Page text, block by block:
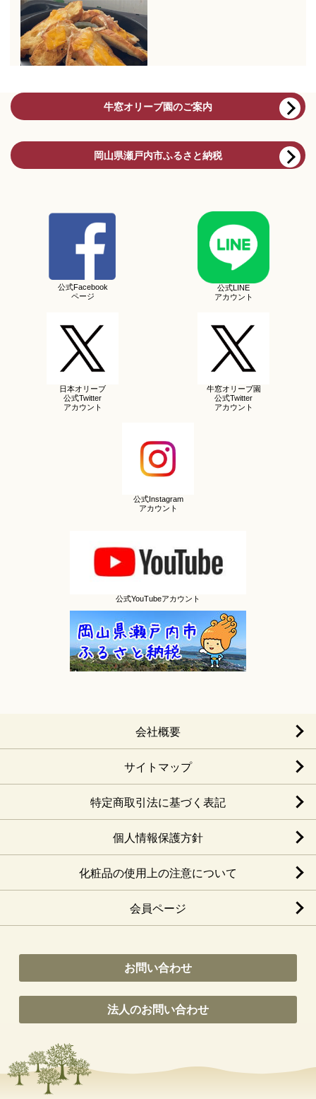
牛窓オリーブ園のご案内
岡山県瀬戸内市ふるさと納税
公式Facebook
ページ
公式LINE
アカウント
日本オリーブ
公式Twitter
アカウント
牛窓オリーブ園
公式Twitter
アカウント
公式Instagram
アカウント
公式YouTubeアカウント
会社概要
サイトマップ
特定商取引法に基づく表記
個人情報保護方針
化粧品の使用上の注意について
会員ページ
お問い合わせ
法人のお問い合わせ